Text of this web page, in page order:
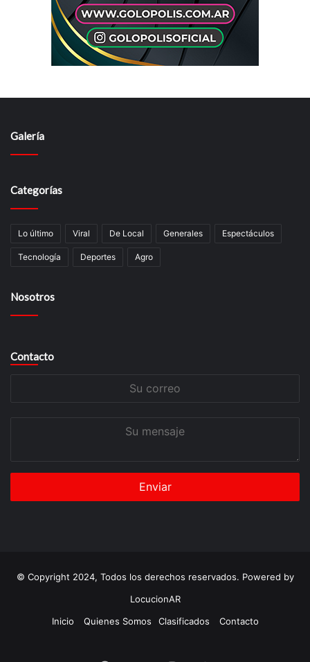
Galería
Categorías
Lo último Viral De Local Generales Espectáculos
Tecnologí­a Deportes Agro
Nosotros
Contacto
© Copyright 2024, Todos los derechos reservados. Powered by
LocucionAR
Inicio
Quienes Somos Clasificados Contacto